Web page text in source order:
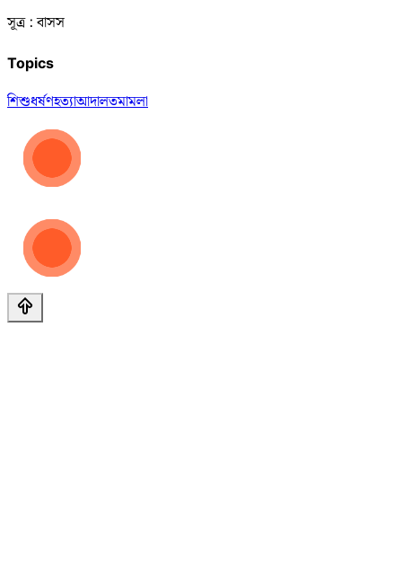
সূত্র : বাসস
Topics
শিশুধর্ষণহত্যাআদালতমামলা